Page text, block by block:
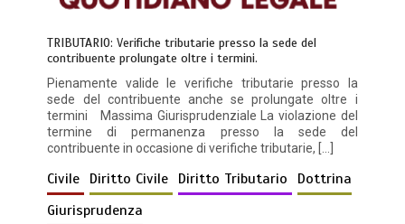
TRIBUTARIO: Verifiche tributarie presso la sede del
contribuente prolungate oltre i termini.
Pienamente valide le verifiche tributarie presso la
sede del contribuente anche se prolungate oltre i
termini Massima Giurisprudenziale La violazione del
termine di permanenza presso la sede del
contribuente in occasione di verifiche tributarie, […]
Civile Diritto Civile Diritto Tributario
Dottrina
Giurisprudenza